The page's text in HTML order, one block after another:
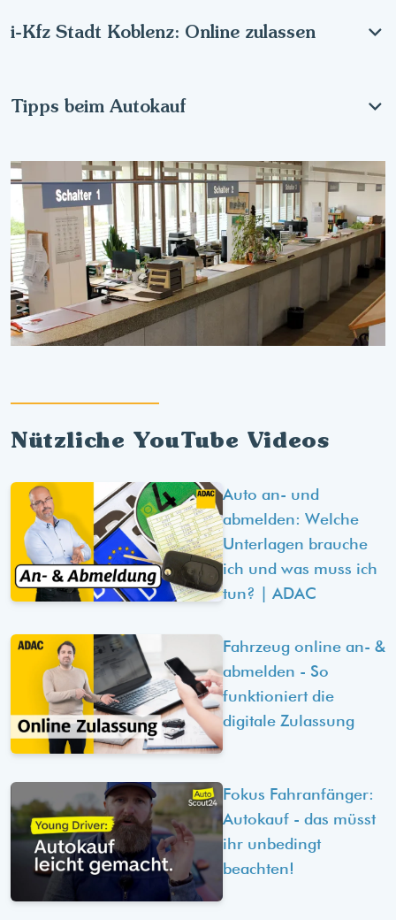
i-Kfz Stadt Koblenz: Online zulassen
Tipps beim Autokauf
Nützliche YouTube Videos
Auto an- und
abmelden: Welche
Unterlagen brauche
ich und was muss ich
tun? | ADAC
Fahrzeug online an- &
abmelden - So
funktioniert die
digitale Zulassung
Fokus Fahranfänger:
Autokauf - das müsst
ihr unbedingt
beachten!